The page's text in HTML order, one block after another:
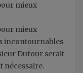
mieux
mieux
incontournables
Dufour serait
nécessaire.